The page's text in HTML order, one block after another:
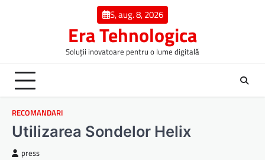
S, aug. 8, 2026
Era Tehnologica
Soluții inovatoare pentru o lume digitală
RECOMANDARI
Utilizarea Sondelor Helix
press